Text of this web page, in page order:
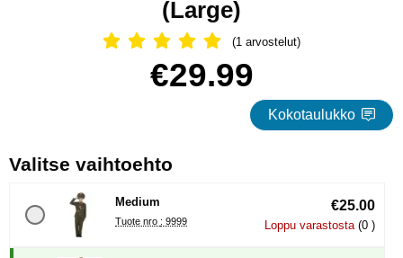
(Large)
Arvostelu: 5 Tähdet, Ohita kaikki
(1 arvostelut)
hinta
€29.99
Kokotaulukko
Valitse vaihtoehto
Medium
Tuote nro : 9999
€25.00
Loppu varastosta (0 )